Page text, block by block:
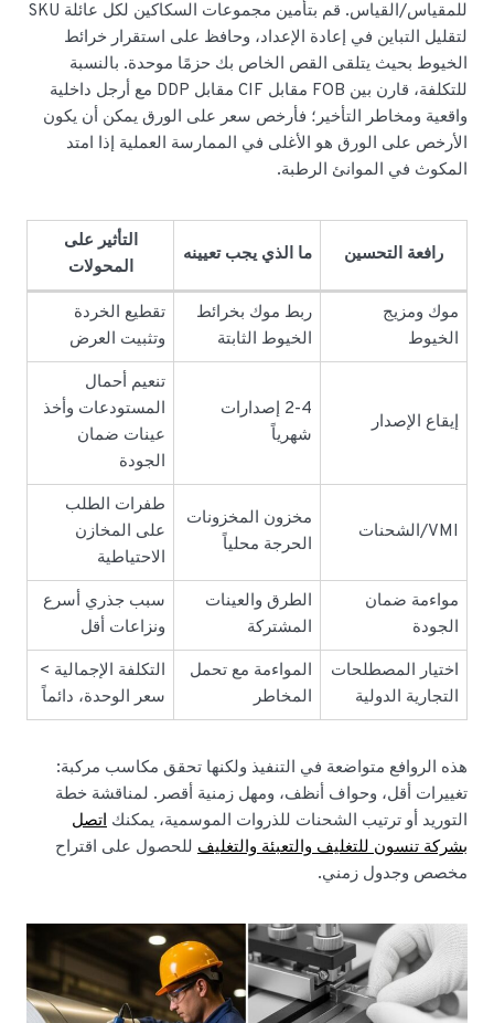
للمقياس/القياس. قم بتأمين مجموعات السكاكين لكل عائلة SKU
لتقليل التباين في إعادة الإعداد، وحافظ على استقرار خرائط
الخيوط بحيث يتلقى القص الخاص بك حزمًا موحدة. بالنسبة
للتكلفة، قارن بين FOB مقابل CIF مقابل DDP مع أرجل داخلية
واقعية ومخاطر التأخير؛ فأرخص سعر على الورق يمكن أن يكون
الأرخص على الورق هو الأغلى في الممارسة العملية إذا امتد
المكوث في الموانئ الرطبة.
رافعة التحسين ما الذي يجب تعيينه
التأثير على
المحولات
موك ومزيج
الخيوط
ربط موك بخرائط
الخيوط الثابتة
تقطيع الخردة
وتثبيت العرض
إيقاع الإصدار
2-4 إصدارات
شهرياً
تنعيم أحمال
المستودعات وأخذ
عينات ضمان
الجودة
VMI/الشحنات
مخزون المخزونات
الحرجة محلياً
طفرات الطلب
على المخازن
الاحتياطية
مواءمة ضمان
الجودة
الطرق والعينات
المشتركة
سبب جذري أسرع
ونزاعات أقل
اختيار المصطلحات
التجارية الدولية
المواءمة مع تحمل
المخاطر
التكلفة الإجمالية >
سعر الوحدة، دائماً
هذه الروافع متواضعة في التنفيذ ولكنها تحقق مكاسب مركبة:
تغييرات أقل، وحواف أنظف، ومهل زمنية أقصر. لمناقشة خطة
التوريد أو ترتيب الشحنات للذروات الموسمية، يمكنك اتصل
بشركة تنسون للتغليف والتعبئة والتغليف للحصول على اقتراح
مخصص وجدول زمني.